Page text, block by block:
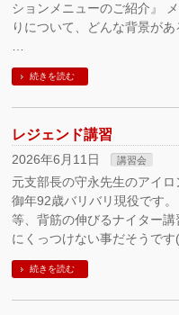
ションメニューのご紹介』
りについて、どんな背景が
続きを読む
レジェンド講習
2026年6月11日 講習会
元支部長の守永先生のアイロ
御年92歳バリバリ現役です
等、背筋の伸びるナイター
にくっつけない事だそうです
続きを読む